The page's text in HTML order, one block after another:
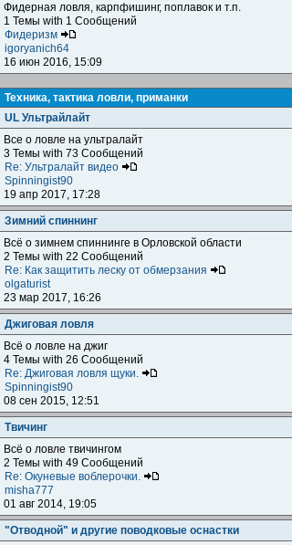
Фидерная ловля, карпфишинг, поплавок и т.п.
1 Темы with 1 Сообщений
Фидеризм
igoryanich64
16 июн 2016, 15:09
Техника, тактика ловли, приманки
UL Ультрайлайт
Все о ловле на ультралайт
3 Темы with 73 Сообщений
Re: Ультралайт видео
Spinningist90
19 апр 2017, 17:28
Зимний спиннинг
Всё о зимнем спиннинге в Орловской области
2 Темы with 22 Сообщений
Re: Как защитить леску от обмерзания
olgaturist
23 мар 2017, 16:26
Джиговая ловля
Всё о ловле на джиг
4 Темы with 26 Сообщений
Re: Джиговая ловля щуки.
Spinningist90
08 сен 2015, 12:51
Твичинг
Всё о ловле твичингом
2 Темы with 49 Сообщений
Re: Окуневые воблерочки.
misha777
01 авг 2014, 19:05
"Отводной" и другие поводковые оснастки